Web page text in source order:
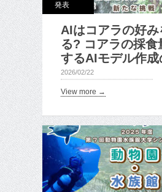
発表
AIはコアラの好
る? コアラの採食
するAIモデル作成
2026/02/22
View more →